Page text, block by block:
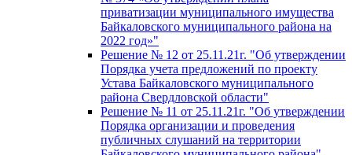
приватизации муниципального имущества
Байкаловского муниципального района на
2022 год»"
Решение № 12 от 25.11.21г. "Об утверждении
Порядка учета предложений по проекту
Устава Байкаловского муниципального
района Свердловской области"
Решение № 11 от 25.11.21г. "Об утверждении
Порядка организации и проведения
публичных слушаний на территории